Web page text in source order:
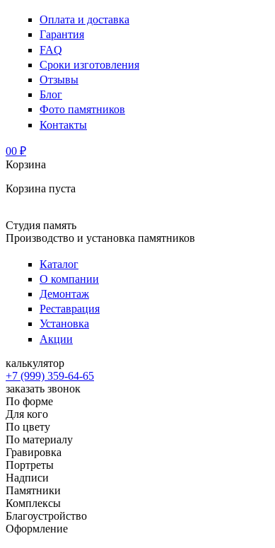
Оплата и доставка
Гарантия
FAQ
Сроки изготовления
Отзывы
Блог
Фото памятников
Контакты
00 ₽
Корзина
Корзина пуста
Студия память
Производство и установка памятников
Каталог
О компании
Демонтаж
Реставрация
Установка
Акции
калькулятор
+7 (999) 359-64-65
заказать звонок
По форме
Для кого
По цвету
По материалу
Гравировка
Портреты
Надписи
Памятники
Комплексы
Благоустройство
Оформление